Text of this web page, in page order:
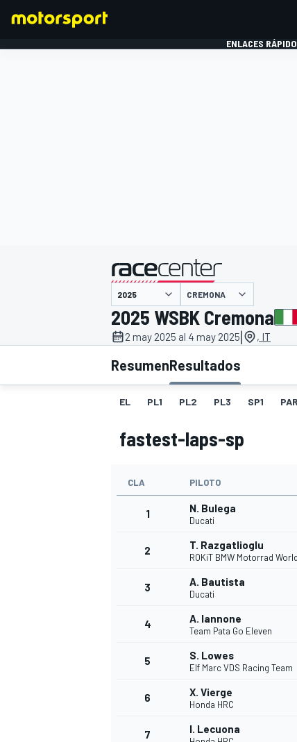
INDYCAR
ENLACES
presentado por
CREMONA
2025 WSBK Cremona
2 may 2025 al 4 may 2025| , IT
ResumenResultados
EL PL1 PL2 PL3 SP1
fastest-laps-sp
CLA PILOTO
1 N. Bulega
Ducati
2 T. Razgatlioglu
ROKiT BMW Motorrad
3 A. Bautista
Ducati
4 A. Iannone
Team Pata Go Eleven
5 S. Lowes
Elf Marc VDS Racing Team
6 X. Vierge
Honda HRC
7 I. Lecuona